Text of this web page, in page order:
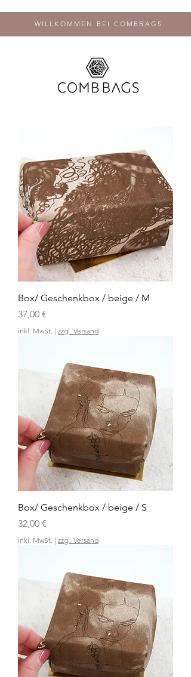
WILLKOMMEN BEI COMBBAGS
Box/ Geschenkbox / beige / M
Preis
37,00 €
inkl. MwSt. | zzgl. Versand
Box/ Geschenkbox / beige / S
Preis
32,00 €
inkl. MwSt. | zzgl. Versand